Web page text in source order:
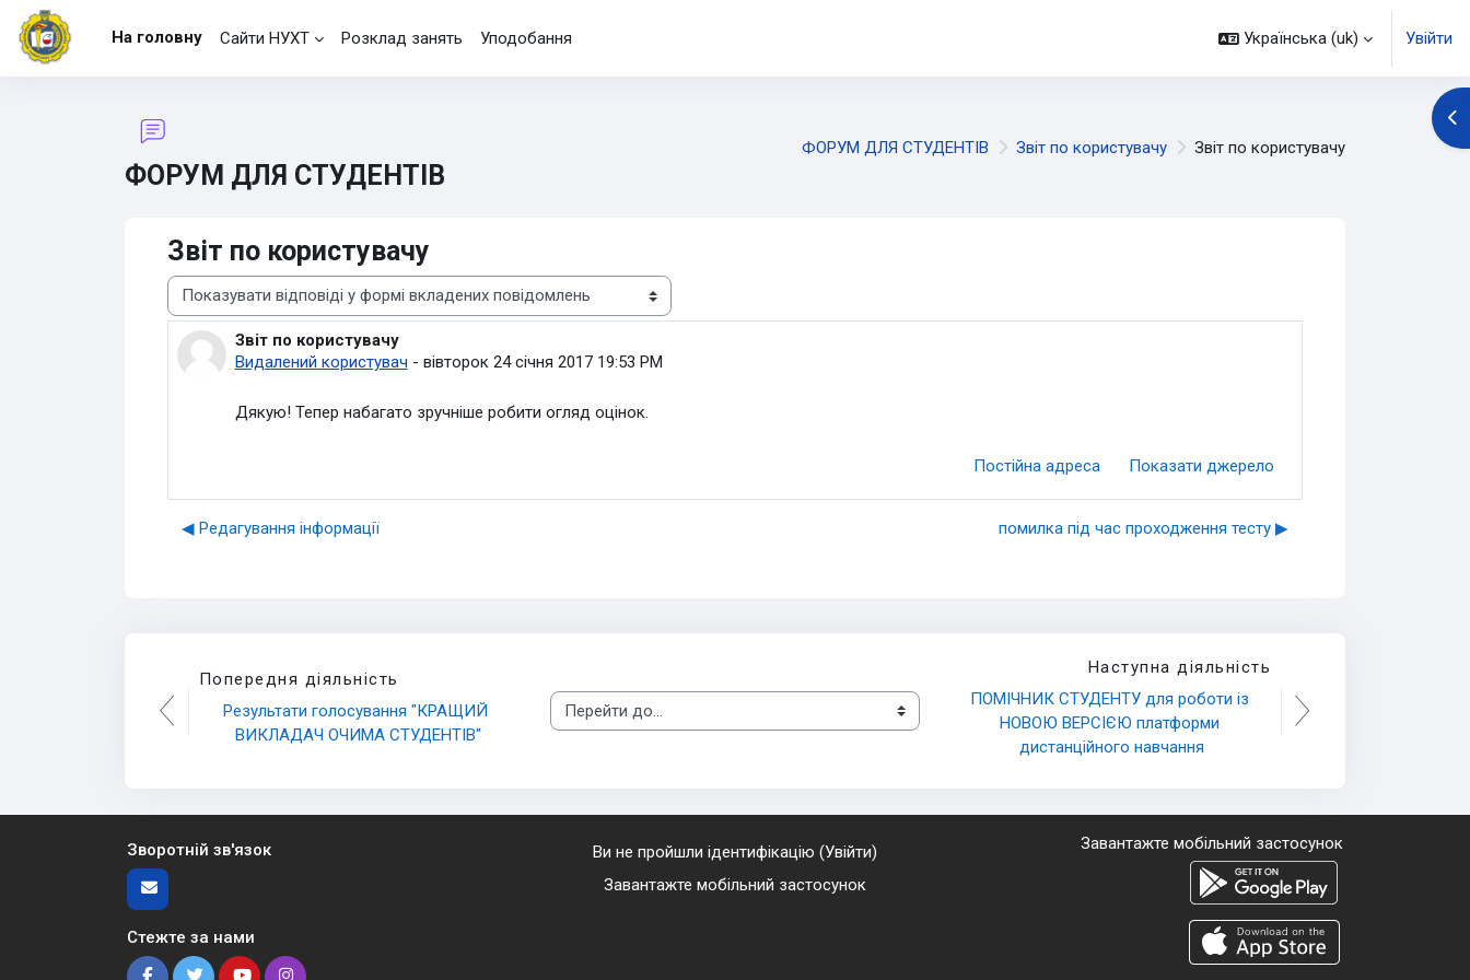
Перейти до головного вмісту
На головну
Сайти НУХТ Розклад занять Уподобання Українська ‎(uk)‎ Увійти
ФОРУМ ДЛЯ СТУДЕНТІВ
ФОРУМ ДЛЯ СТУДЕНТІВ Звіт по користувачу Звіт по користувачу
Звіт по користувачу
Тип показу
Звіт по користувачу
Видалений користувач - вівторок 24 січня 2017 19:53 PM
Кількість відповідей: 0
Дякую! Тепер набагато зручніше робити огляд оцінок.
Постійна адреса Показати джерело
◀︎ Редагування інформації помилка під час проходження тесту ▶︎
Попередня діяльність
Результати голосування "КРАЩИЙ
ВИКЛАДАЧ ОЧИМА СТУДЕНТІВ"
Перейти до...
Наступна діяльність
ПОМІЧНИК СТУДЕНТУ для роботи із
НОВОЮ ВЕРСІЄЮ платформи
дистанційного навчання
Зворотній зв'язок
Стежте за нами
Ви не пройшли ідентифікацію (Увійти)
Завантажте мобільний застосунок
Завантажте мобільний застосунок